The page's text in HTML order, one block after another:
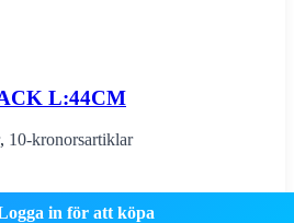
L:44CM
, 10-kronorsartiklar
in för att köpa